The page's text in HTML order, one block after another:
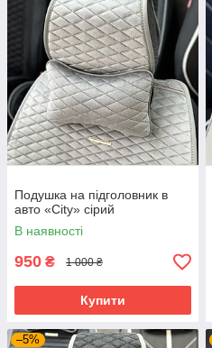
Подушка на підголовник в
авто «City» сірий
В наявності
950 ₴ 1 000 ₴
Купити
–5%